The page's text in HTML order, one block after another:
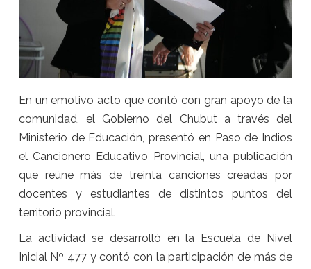
En un emotivo acto que contó con gran apoyo de la
comunidad, el Gobierno del Chubut a través del
Ministerio de Educación, presentó en Paso de Indios
el Cancionero Educativo Provincial, una publicación
que reúne más de treinta canciones creadas por
docentes y estudiantes de distintos puntos del
territorio provincial.
La actividad se desarrolló en la Escuela de Nivel
Inicial Nº 477 y contó con la participación de más de